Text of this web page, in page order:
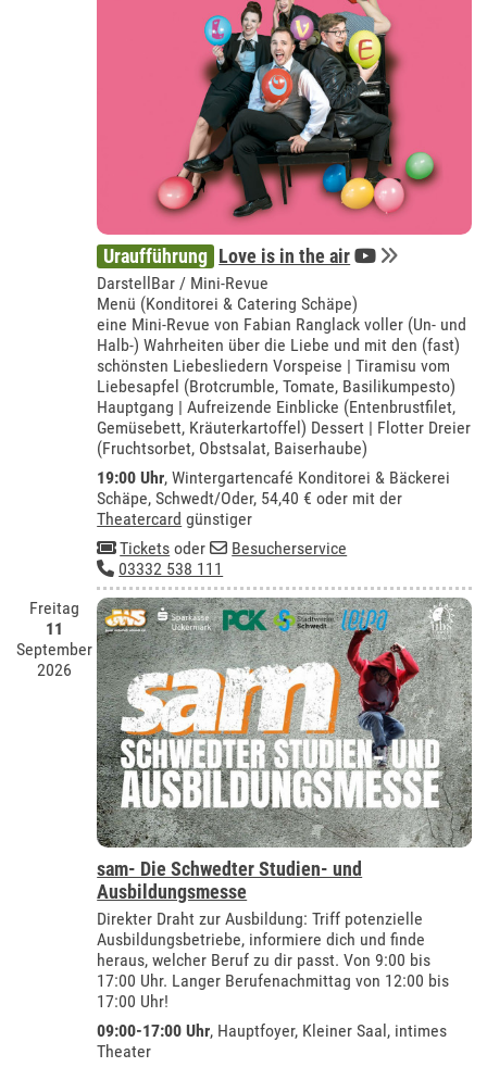
Uraufführung Love is in the air
DarstellBar / Mini-Revue
Menü (Konditorei & Catering Schäpe)
eine Mini-Revue von Fabian Ranglack voller (Un- und
Halb-) Wahrheiten über die Liebe und mit den (fast)
schönsten Liebesliedern Vorspeise | Tiramisu vom
Liebesapfel (Brotcrumble, Tomate, Basilikumpesto)
Hauptgang | Aufreizende Einblicke (Entenbrustfilet,
Gemüsebett, Kräuterkartoffel) Dessert | Flotter Dreier
(Fruchtsorbet, Obstsalat, Baiserhaube)
19:00 Uhr,Wintergartencafé Konditorei & Bäckerei
Schäpe, Schwedt/Oder, 54,40 € oder mit der
Theatercard günstiger
Tickets oder
Besucherservice
03332 538 111
Freitag
11
September
2026
sam- Die Schwedter Studien- und
Ausbildungsmesse
Direkter Draht zur Ausbildung: Triff potenzielle
Ausbildungsbetriebe, informiere dich und finde
heraus, welcher Beruf zu dir passt. Von 9:00 bis
17:00 Uhr. Langer Berufenachmittag von 12:00 bis
17:00 Uhr!
09:00-17:00 Uhr, Hauptfoyer, Kleiner Saal, intimes
Theater